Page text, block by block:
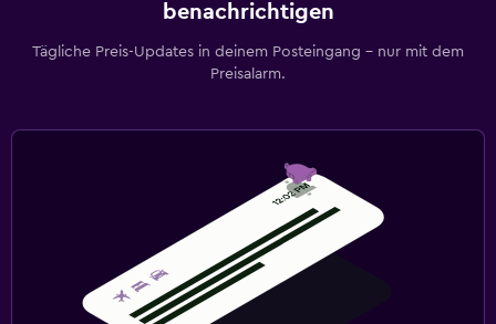
benachrichtigen
Tägliche Preis-Updates in deinem Posteingang – nur mit dem
Preisalarm.